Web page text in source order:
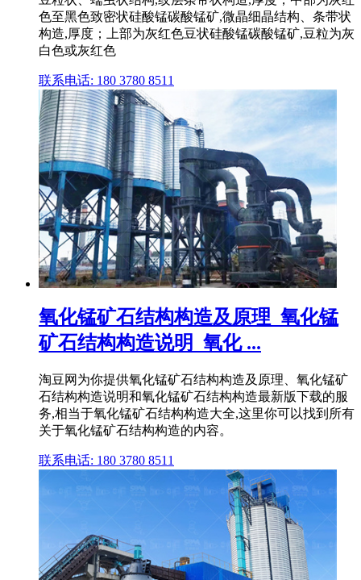
色至黑色致密状硅酸锰碳酸锰矿,微晶细晶结构、条带状
构造,厚度；上部为灰红色豆状硅酸锰碳酸锰矿,豆粒为灰
白色或灰红色
联系电话: 180 3780 8511
氧化锰矿石结构构造及原理_氧化锰
矿石结构构造说明_氧化 ...
淘豆网为你提供氧化锰矿石结构构造及原理、氧化锰矿
石结构构造说明和氧化锰矿石结构构造最新版下载的服
务,相当于氧化锰矿石结构构造大全,这里你可以找到所有
关于氧化锰矿石结构构造的内容。
联系电话: 180 3780 8511